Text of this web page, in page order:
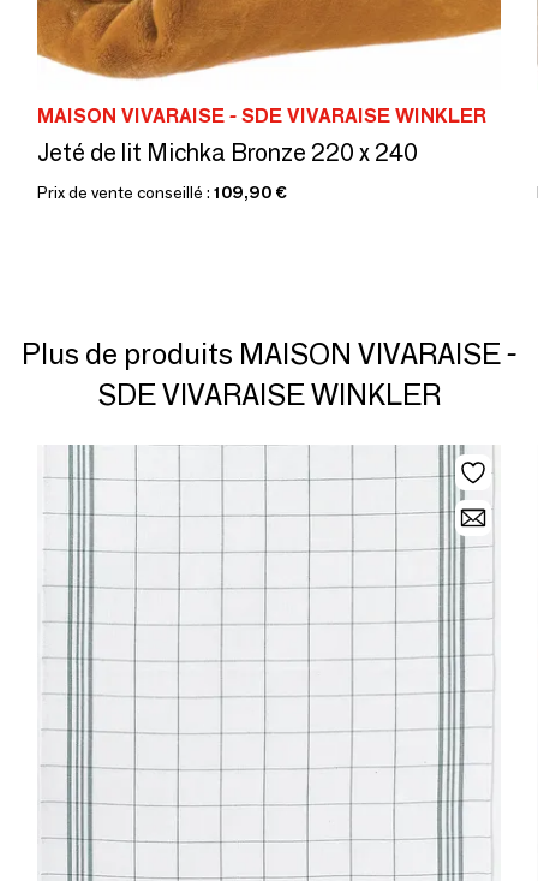
MAISON VIVARAISE - SDE VIVARAISE WINKLER
Jeté de lit Michka Bronze 220 x 240
Prix de vente conseillé : 109,90 €
Plus de produits MAISON VIVARAISE -
SDE VIVARAISE WINKLER